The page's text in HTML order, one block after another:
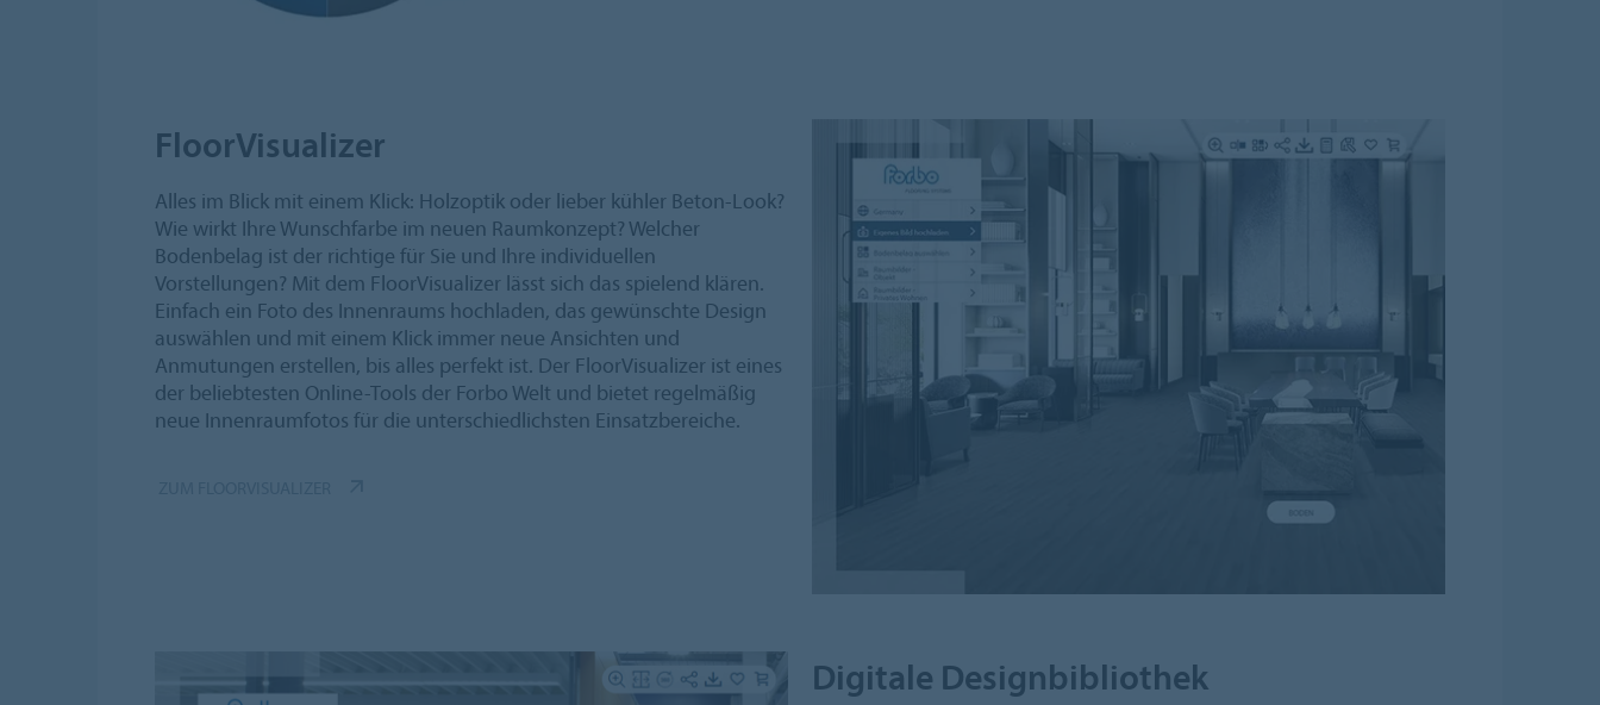
FloorVisualizer
Alles im Blick mit einem Klick: Holzoptik oder lieber kühler Beton-Look?
Wie wirkt Ihre Wunschfarbe im neuen Raumkonzept? Welcher
Bodenbelag ist der richtige für Sie und Ihre individuellen
Vorstellungen? Mit dem FloorVisualizer lässt sich das spielend klären.
Einfach ein Foto des Innenraums hochladen, das gewünschte Design
auswählen und mit einem Klick immer neue Ansichten und
Anmutungen erstellen, bis alles perfekt ist. Der FloorVisualizer ist eines
der beliebtesten Online-Tools der Forbo Welt und bietet regelmäßig
neue Innenraumfotos für die unterschiedlichsten Einsatzbereiche.
Digitale Designbibliothek